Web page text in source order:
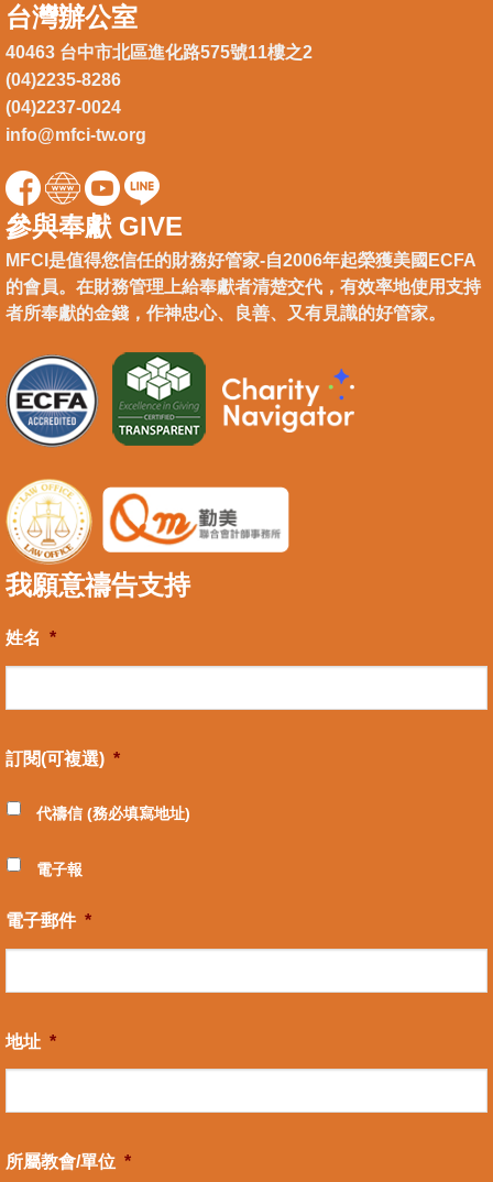
台灣辦公室
40463 台中市北區進化路575號11樓之2
(04)2235-8286
(04)2237-0024
info@mfci-tw.org
參與奉獻 GIVE
MFCI是值得您信任的財務好管家-自2006年起榮獲美國ECFA
的會員。在財務管理上給奉獻者清楚交代，有效率地使用支持
者所奉獻的金錢，作神忠心、良善、又有見識的好管家。
我願意禱告支持
姓名 *
訂閱(可複選) *
代禱信 (務必填寫地址)
電子報
電子郵件 *
地址 *
所屬教會/單位 *